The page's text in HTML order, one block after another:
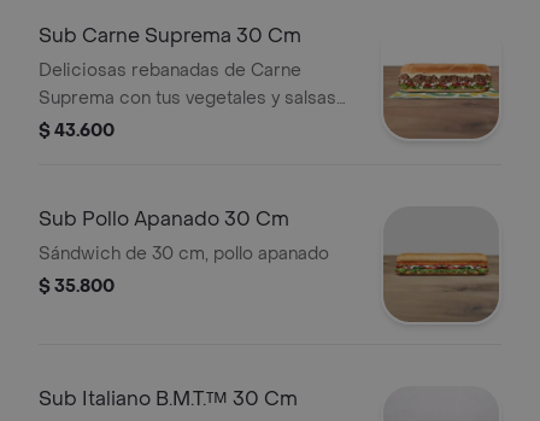
Sub Carne Suprema 30 Cm
Deliciosas rebanadas de Carne
Suprema con tus vegetales y salsas
favoritas.
$ 43.600
Sub Pollo Apanado 30 Cm
Sándwich de 30 cm, pollo apanado
$ 35.800
Sub Italiano B.M.T.™ 30 Cm